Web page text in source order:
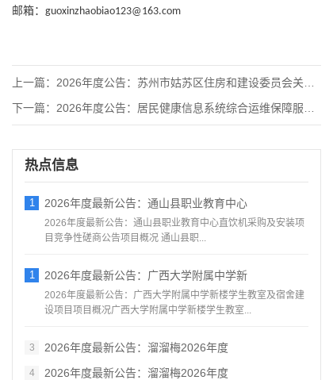
邮箱： guoxinzhaobiao123@163.com
上一篇： 2026年度公告：苏州市姑苏区住房和建设委员会关于 2026
下一篇： 2026年度公告：居民健康信息系统综合运维保障服务项目招标公
热点信息
1 2026年度最新公告：通山县职业教育中心
2026年度最新公告：通山县职业教育中心直饮机采购及安装项
目竞争性磋商公告项目概况 通山县职...
1 2026年度最新公告：广西大学附属中学新
2026年度最新公告：广西大学附属中学新楼学生教室及宿舍建
设项目项目概况广西大学附属中学新楼学生教室...
3 2026年度最新公告：溜溜梅2026年度
4 2026年度最新公告：溜溜梅2026年度